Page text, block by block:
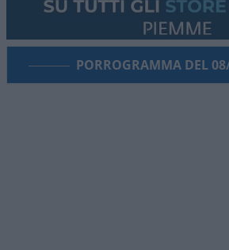
PORROGRAMMA DEL